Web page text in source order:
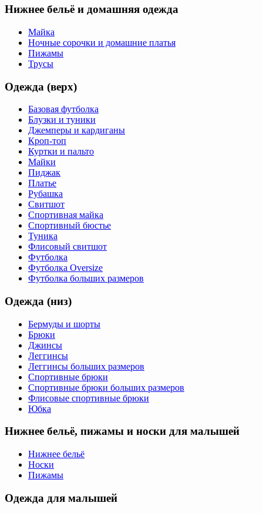
Нижнее бельё и домашняя одежда
Майка
Ночные сорочки и домашние платья
Пижамы
Трусы
Одежда (верх)
Базовая футболка
Блузки и туники
Джемперы и кардиганы
Кроп-топ
Куртки и пальто
Майки
Пиджак
Платье
Рубашка
Свитшот
Спортивная майка
Спортивный бюстье
Туника
Флисовый свитшот
Футболка
Футболка Oversize
Футболка больших размеров
Одежда (низ)
Бермуды и шорты
Брюки
Джинсы
Леггинсы
Леггинсы больших размеров
Спортивные брюки
Спортивные брюки больших размеров
Флисовые спортивные брюки
Юбка
Нижнее бельё, пижамы и носки для малышей
Нижнее бельё
Носки
Пижамы
Одежда для малышей